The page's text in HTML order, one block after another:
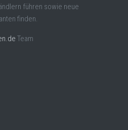
führen sowie neue
finden.
Team